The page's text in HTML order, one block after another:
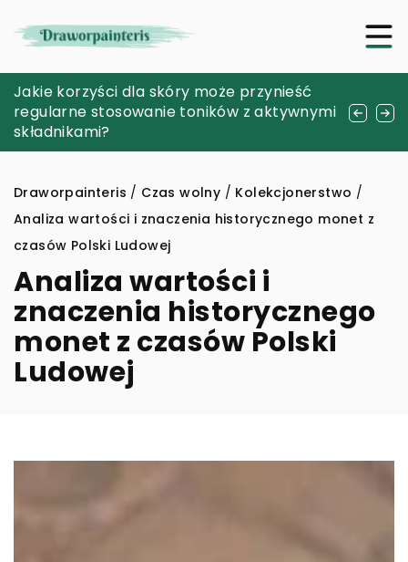
Znaczenie młotków w pracy dekarza:
wybór i pielęgnacja narzędzia
Jakie korzyści dla skóry może przynieść
regularne stosowanie toników z aktywnymi
składnikami?
Jak olejki konopne mogą wpływać na
poprawę jakości życia naszych zwierząt
domowych?
Draworpainteris / Czas wolny / Kolekcjonerstwo /
Analiza wartości i znaczenia historycznego monet z
czasów Polski Ludowej
Analiza wartości i
znaczenia historycznego
monet z czasów Polski
Ludowej